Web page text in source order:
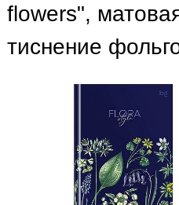
flowers",
тиснение